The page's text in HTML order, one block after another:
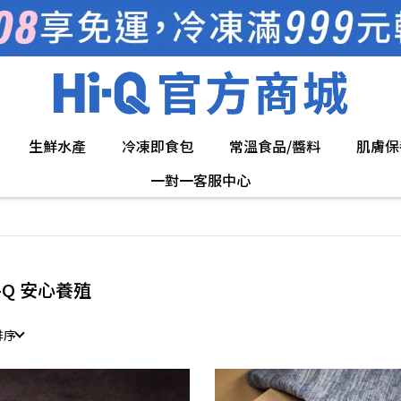
生鮮水產 冷凍即食包 常溫食品/醬料
肌膚
一對一客服中心
安心養殖
序